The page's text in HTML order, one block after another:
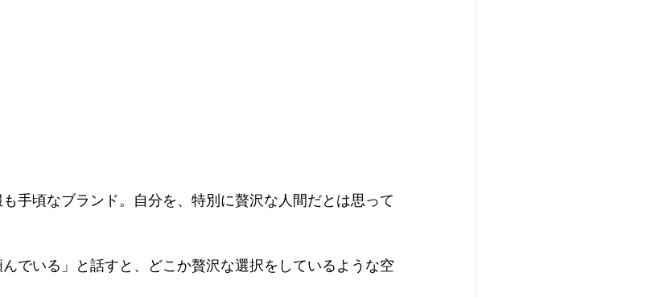
手頃なブランド。自分を、特別に贅沢な人間だとは思って
でいる」と話すと、どこか贅沢な選択をしているような空